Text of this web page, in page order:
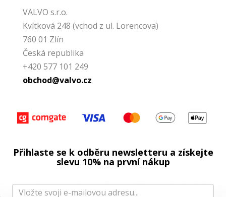
VALVO s.r.o.
Kvítková 248 (vchod z ul. Lorencova)
760 01 Zlín
Česká republika
+420 577 101 249
obchod@valvo.cz
Přihlaste se k odběru newsletteru a získejte
slevu 10% na první nákup